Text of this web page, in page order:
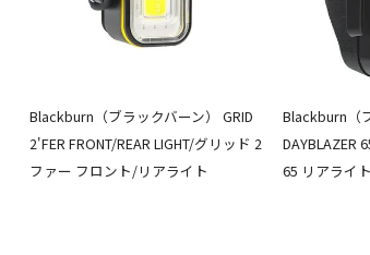
Blackburn（ブラックバーン） GRID
2'FER FRONT/REAR LIGHT/グリッド 2
ファー フロント/リアライト
Blackburn（
DAYBLAZER
65 リアライト